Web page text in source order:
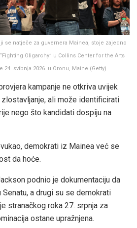
se natječe za guvernera Mainea, stoje zajedno
Oligarchy” u Collins Center for the Arts
24. svibnja 2026. u Oronu, Maine (Getty)
kampanje ne otkriva uvijek
ali može identificirati
nego što kandidati dospiju na
demokrati iz Mainea već se
da hoće.
podnio je dokumentaciju da
a drugi su se demokrati
stranačkog roka 27. srpnja za
ostane upražnjena.